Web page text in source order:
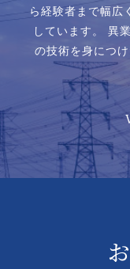
ら経験者まで幅広
しています。
異
の技術を身につ